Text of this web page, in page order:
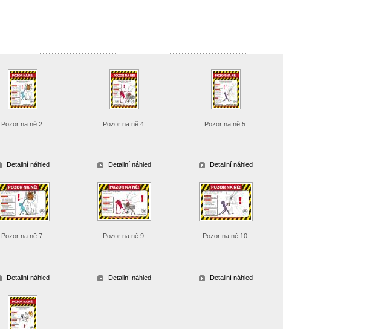
Pozor na ně 2
Detailní náhled
Pozor na ně 4
Detailní náhled
Pozor na ně 5
Detailní náhled
Pozor na ně 7
Detailní náhled
Pozor na ně 9
Detailní náhled
Pozor na ně 10
Detailní náhled